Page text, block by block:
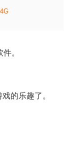
。
的乐趣了。